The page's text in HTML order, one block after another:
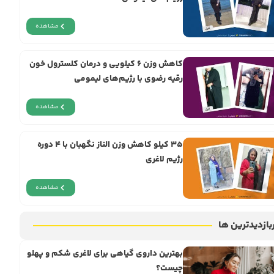
مشاهده
کاهش وزن ۶ کیلویی و درمان کلسترول خون
رقیه رضوی با رژیم‌های لیمومی
مشاهده
۳۵ کیلو کاهش وزن الناز نگهبان با ۴ دوره
رژیم لاغری
مشاهده
ها
بهترین داروی گیاهی برای لاغری شکم و پهلو
چیست؟